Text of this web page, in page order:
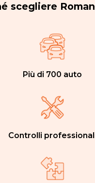
scegliere
Più di 700 auto
Controlli